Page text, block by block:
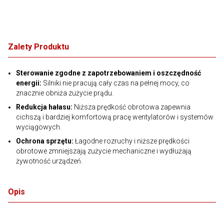
Zalety Produktu
Sterowanie zgodne z zapotrzebowaniem i oszczędność
energii: Silniki nie pracują cały czas na pełnej mocy, co
znacznie obniża zużycie prądu.
Redukcja hałasu: Niższa prędkość obrotowa zapewnia
cichszą i bardziej komfortową pracę wentylatorów i systemów
wyciągowych.
Ochrona sprzętu: Łagodne rozruchy i niższe prędkości
obrotowe zmniejszają zużycie mechaniczne i wydłużają
żywotność urządzeń.
Opis